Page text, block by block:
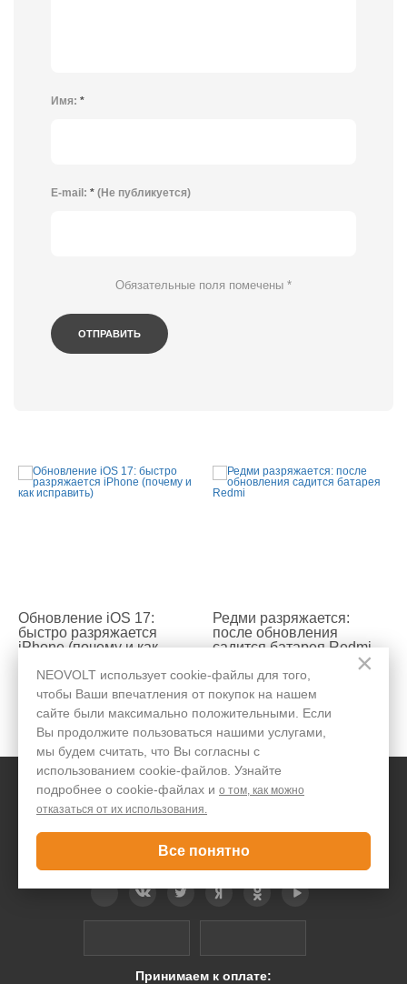
×
NEOVOLT использует cookie-файлы для того,
чтобы Ваши впечатления от покупок на нашем
сайте были максимально положительными. Если
Вы продолжите пользоваться нашими услугами,
мы будем считать, что Вы согласны с
использованием cookie-файлов. Узнайте
подробнее о cookie-файлах и о том, как можно
отказаться от их использования.
Все понятно
Имя: *
E-mail: * (Не публикуется)
Обязательные поля помечены *
Обновление iOS 17:
быстро разряжается
iPhone (почему и как
100000 21
Редми разряжается:
после обновления
садится батарея Redmi
40102 4
Принимаем к оплате: